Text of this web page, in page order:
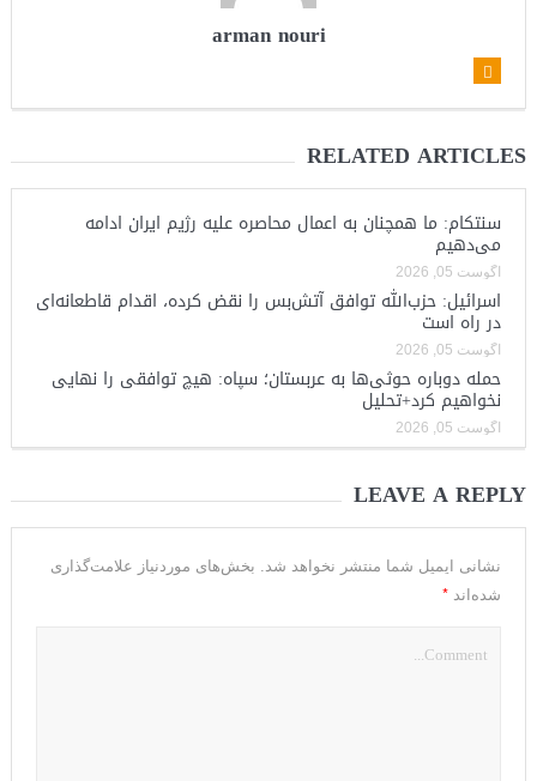
arman nouri
RELATED ARTICLES
سنتکام: ما همچنان به اعمال محاصره علیه رژیم ایران ادامه
می‌دهیم
آگوست 05, 2026
اسرائیل: حزب‌الله توافق آتش‌بس را نقض کرده، اقدام قاطعانه‌ای
در راه است
آگوست 05, 2026
حمله دوباره حوثی‌ها به عربستان؛ سپاه: هیچ توافقی را نهایی
نخواهیم کرد+تحلیل
آگوست 05, 2026
LEAVE A REPLY
نشانی ایمیل شما منتشر نخواهد شد.
بخش‌های موردنیاز علامت‌گذاری
شده‌اند *